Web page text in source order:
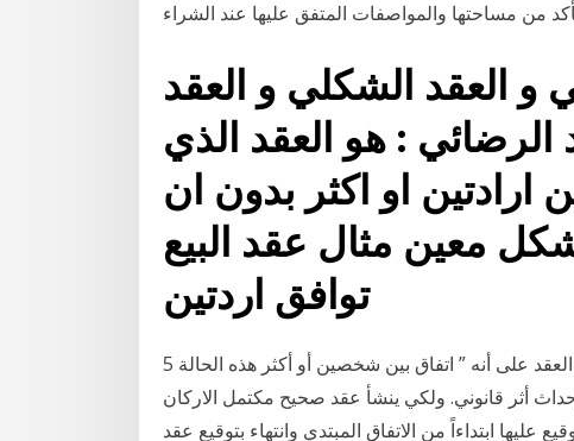
و العقد الشكلي و العقد
الرضائي : هو العقد الذي
ارادتين او اكثر بدون ان
معين مثال عقد البيع
توافق اردتين
5 شباط (فبراير) 2019 وعلى هذا الأساس يمكن تعريف العقد على أنه ” اتفاق بين شخصين أو أكثر هذه الحالة
أثر قانوني. ولكي ينشأ عقد صحيح مكتمل الاركان
عليها ابتداءاً من الاتفاق المبتدي وانتهاء بتوقيع عقد